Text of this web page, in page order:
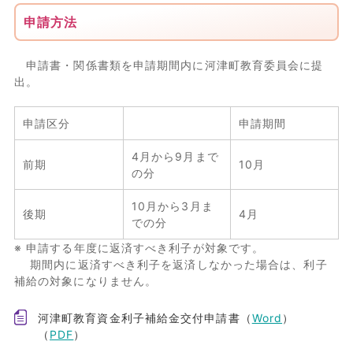
申請方法
申請書・関係書類を申請期間内に河津町教育委員会に提
出。
申請区分 申請期間
前期
4月から9月まで
の分
10月
後期
10月から3月ま
での分
4月
※ 申請する年度に返済すべき利子が対象です。
期間内に返済すべき利子を返済しなかった場合は、利子
補給の対象になりません。
河津町教育資金利子補給金交付申請書（Word ）
（ PDF）